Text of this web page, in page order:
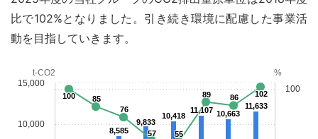
比で102%となりました。引き続き環境に配慮した事業活
動を目指していきます。
10,000
15,000
t-CO2
100
%
8,585
9,833
10,418
11,107 10,663
11,633
100
85
76
57 55
89 86 102